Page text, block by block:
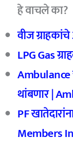
हे वाचले का?
वीज
LPG Gas
थांबणार |
PF
Members